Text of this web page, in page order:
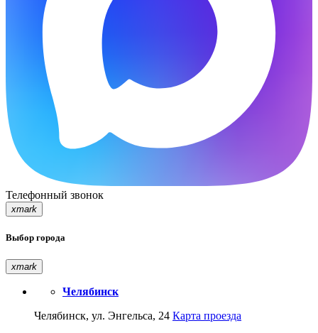
Телефонный звонок
xmark
Выбор города
xmark
Челябинск
Челябинск, ул. Энгельса, 24 Карта проезда